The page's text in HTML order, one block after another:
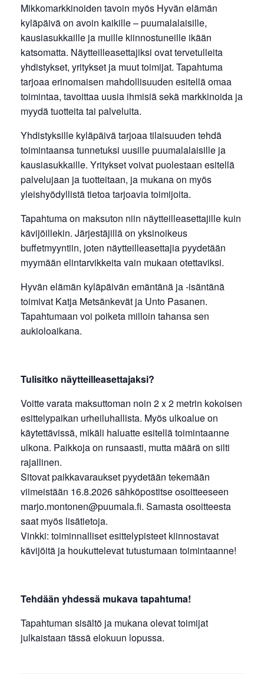
Mikkomarkkinoiden tavoin myös Hyvän elämän
kyläpäivä on avoin kaikille – puumalalaisille,
kausiasukkaille ja muille kiinnostuneille ikään
katsomatta. Näytteilleasettajiksi ovat tervetulleita
yhdistykset, yritykset ja muut toimijat. Tapahtuma
tarjoaa erinomaisen mahdollisuuden esitellä omaa
toimintaa, tavoittaa uusia ihmisiä sekä markkinoida ja
myydä tuotteita tai palveluita.
Yhdistyksille kyläpäivä tarjoaa tilaisuuden tehdä
toimintaansa tunnetuksi uusille puumalalaisille ja
kausiasukkaille. Yritykset voivat puolestaan esitellä
palvelujaan ja tuotteitaan, ja mukana on myös
yleishyödyllistä tietoa tarjoavia toimijoita.
Tapahtuma on maksuton niin näytteilleasettajille kuin
kävijöillekin. Järjestäjillä on yksinoikeus
buffetmyyntiin, joten näytteilleasettajia pyydetään
myymään elintarvikkeita vain mukaan otettaviksi.
Hyvän elämän kyläpäivän emäntänä ja -isäntänä
toimivat Katja Metsänkevät ja Unto Pasanen.
Tapahtumaan voi poiketa milloin tahansa sen
aukioloaikana.
Tulisitko näytteilleasettajaksi?
Voitte varata maksuttoman noin 2 x 2 metrin kokoisen
esittelypaikan urheiluhallista. Myös ulkoalue on
käytettävissä, mikäli haluatte esitellä toimintaanne
ulkona. Paikkoja on runsaasti, mutta määrä on silti
rajallinen.
Sitovat paikkavaraukset pyydetään tekemään
viimeistään 16.8.2026 sähköpostitse osoitteeseen
marjo.montonen@puumala.fi. Samasta osoitteesta
saat myös lisätietoja.
Vinkki: toiminnalliset esittelypisteet kiinnostavat
kävijöitä ja houkuttelevat tutustumaan toimintaanne!
Tehdään yhdessä mukava tapahtuma!
Tapahtuman sisältö ja mukana olevat toimijat
julkaistaan tässä elokuun lopussa.